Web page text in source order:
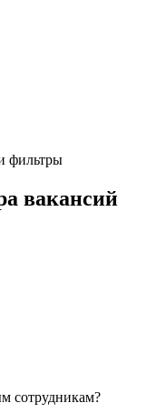
фильтры
вакансий
сотрудникам?